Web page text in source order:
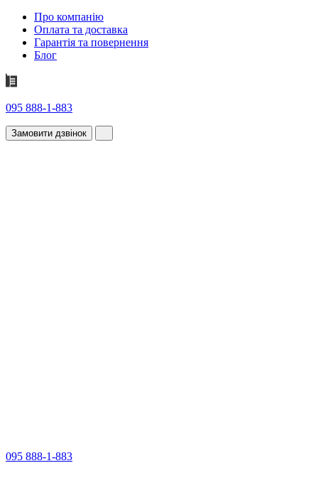
Про компанію
Оплата та доставка
Гарантія та повернення
Блог
095 888-1-883
Замовити дзвінок
095 888-1-883